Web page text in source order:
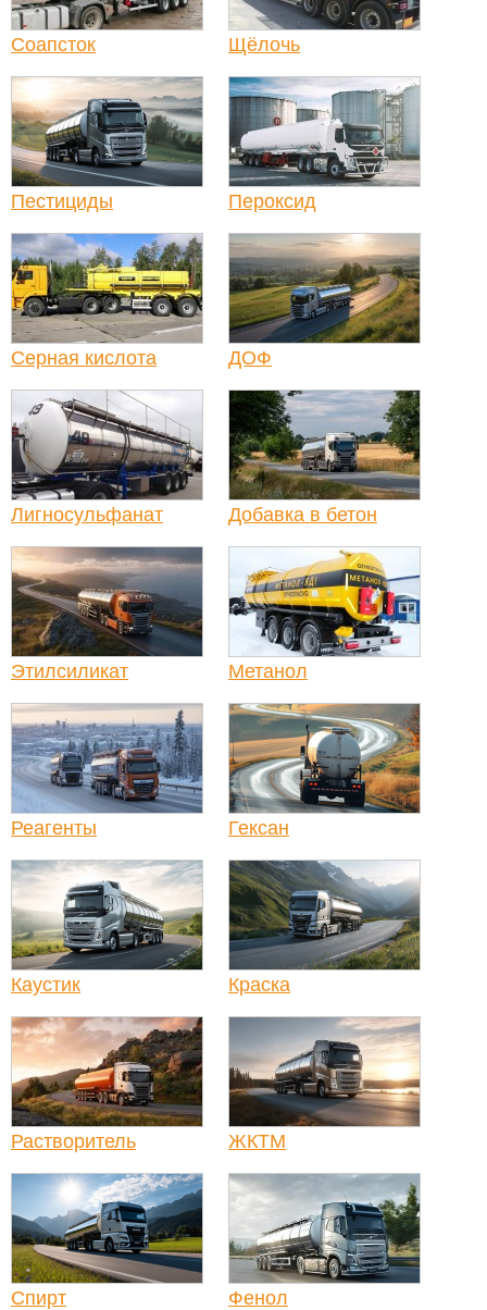
Соапсток Щёлочь
Пестициды Пероксид
Серная кислота ДОФ
Лигносульфанат Добавка в бетон
Этилсиликат Метанол
Реагенты Гексан
Каустик Краска
Растворитель ЖКТМ
Спирт Фенол